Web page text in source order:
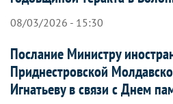
08/03/2026 - 15:30
Послание Министру
Приднестровской
Игнатьеву в связи с Днем